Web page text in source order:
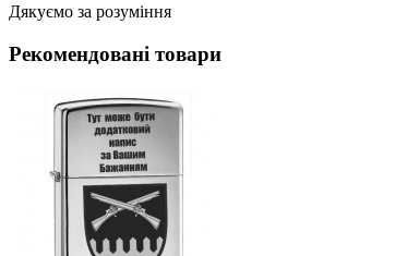
Дякуємо за розуміння
Рекомендовані товари